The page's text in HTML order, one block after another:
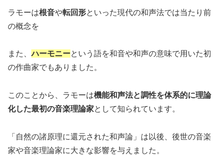
ラモーは根音や転回形といった現代の和声法では当たり前
の概念を
また、ハーモニーという語を和音や和声の意味で用いた初
の作曲家でもありました。
このことから、ラモーは機能和声法と調性を体系的に理論
化した最初の音楽理論家として知られています。
「自然の諸原理に還元された和声論」は以後、後世の音楽
家や音楽理論家に大きな影響を与えました。